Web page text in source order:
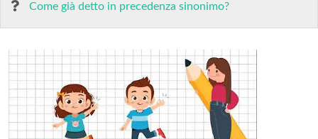
Come già detto in precedenza sinonimo?